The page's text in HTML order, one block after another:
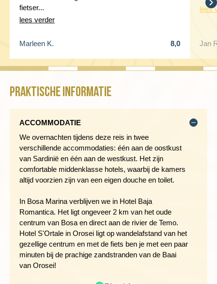
prachtig en biedt mooie uitzichten. We verruilen de bus voor de
fiets en rijden verder door de prachtige natuur. Een rustige
olijfboom plantages en prachtige rotsformaties. Deze tocht
geeft een mooie indruk van de diversiteit van het eiland. Ons
eindpunt is het mooie oude plaatsje Orosei dat aan de oostkust
ligt, onze verblijfplaats voor de komende vier nachten.
Afstand fietstocht: 52 kilometer
HET CHARMANTE CENTRUM VAN OROSEI
Dag 5 Orosei
Vandaag staat er geen fietstocht op het programma en heb je
alle tijd om Orosei te ontdekken. De regio is bekend vanwege
de stranden en prachtige kust, terwijl het stadje zelf zeer
van de mooiste bezienswaardigheden van Orosei is het
prachtige plein Piazza del Popolo. Aan dit Middeleeuwse plein
liggen een aantal indrukwekkende kerken uit de 17e en 18e
eeuw met verschillende bouwstijlen. Wil je liever wat actievers
doen, dan is het leuk om bijvoorbeeld een boottocht te maken
in de Golfo di Orosei, met stops bij Grotta del Blue Marino,
Cala Luna, Cala Mariolu en Cala Goloritzé.
fietser...
lees verder
Marleen K. 8,0
lees
Jan
Praktische informatie
ACCOMMODATIE
We overnachten tijdens deze reis in twee
verschillende accommodaties: één aan de oostkust
van Sardinië en één aan de westkust. Het zijn
comfortable middenklasse hotels, waarbij de kamers
altijd voorzien zijn van een eigen douche en toilet.
In Bosa Marina verblijven we in Hotel Baja
Romantica. Het ligt ongeveer 2 km van het oude
centrum van Bosa en direct aan de rivier de Temo.
Hotel S'Ortale in Orosei ligt op wandelafstand van het
gezellige centrum en met de fiets ben je met een paar
minuten bij de prachige zandstranden van de Baai
van Orosei!